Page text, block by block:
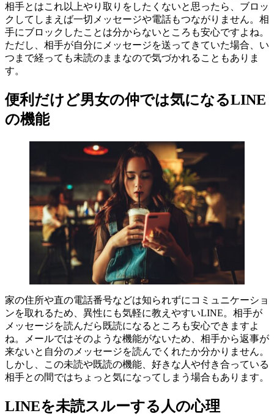
相手とはこれ以上やり取りをしたくないと思ったら、ブロッ
クしてしまえば一切メッセージや電話もつながりません。相
手にブロックしたことは分からないところも安心ですよね。
ただし、相手が自分にメッセージを送ってきていた場合、い
つまで経っても未読のままなので気づかれることもありま
す。
便利だけど男女の仲では気になるLINE
の機能
家の住所や直の電話番号などは知られずにコミュニケーショ
ンを取れるため、異性にも気軽に教えやすいLINE。相手が
メッセージを読んだら既読になるところも安心できますよ
ね。メールではそのような機能がないため、相手から返事が
来ないと自分のメッセージを読んでくれたか分かりません。
しかし、この未読や既読の機能、好きな人や付き合っている
相手との間ではちょっと気になってしまう場合もあります。
LINEを未読スルーする人の心理